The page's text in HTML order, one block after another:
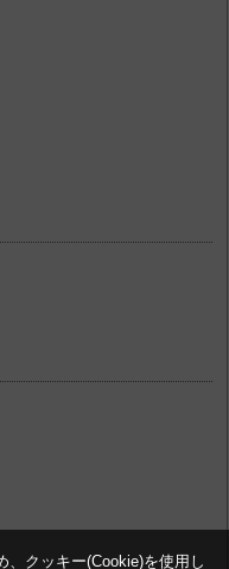
、クッキー(Cookie)を使用し